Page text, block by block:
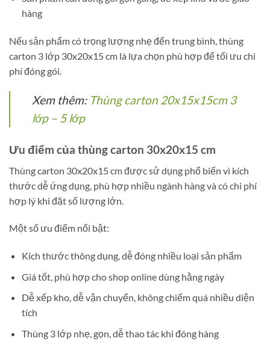
hàng
Nếu sản phẩm có trọng lượng nhẹ đến trung bình, thùng
carton 3 lớp 30x20x15 cm là lựa chọn phù hợp để tối ưu chi
phí đóng gói.
Xem thêm: Thùng carton 20x15x15cm 3
lớp – 5 lớp
Ưu điểm của thùng carton 30x20x15 cm
Thùng carton 30x20x15 cm được sử dụng phổ biến vì kích
thước dễ ứng dụng, phù hợp nhiều ngành hàng và có chi phí
hợp lý khi đặt số lượng lớn.
Một số ưu điểm nổi bật:
Kích thước thông dụng, dễ đóng nhiều loại sản phẩm
Giá tốt, phù hợp cho shop online dùng hằng ngày
Dễ xếp kho, dễ vận chuyển, không chiếm quá nhiều diện
tích
Thùng 3 lớp nhẹ, gọn, dễ thao tác khi đóng hàng